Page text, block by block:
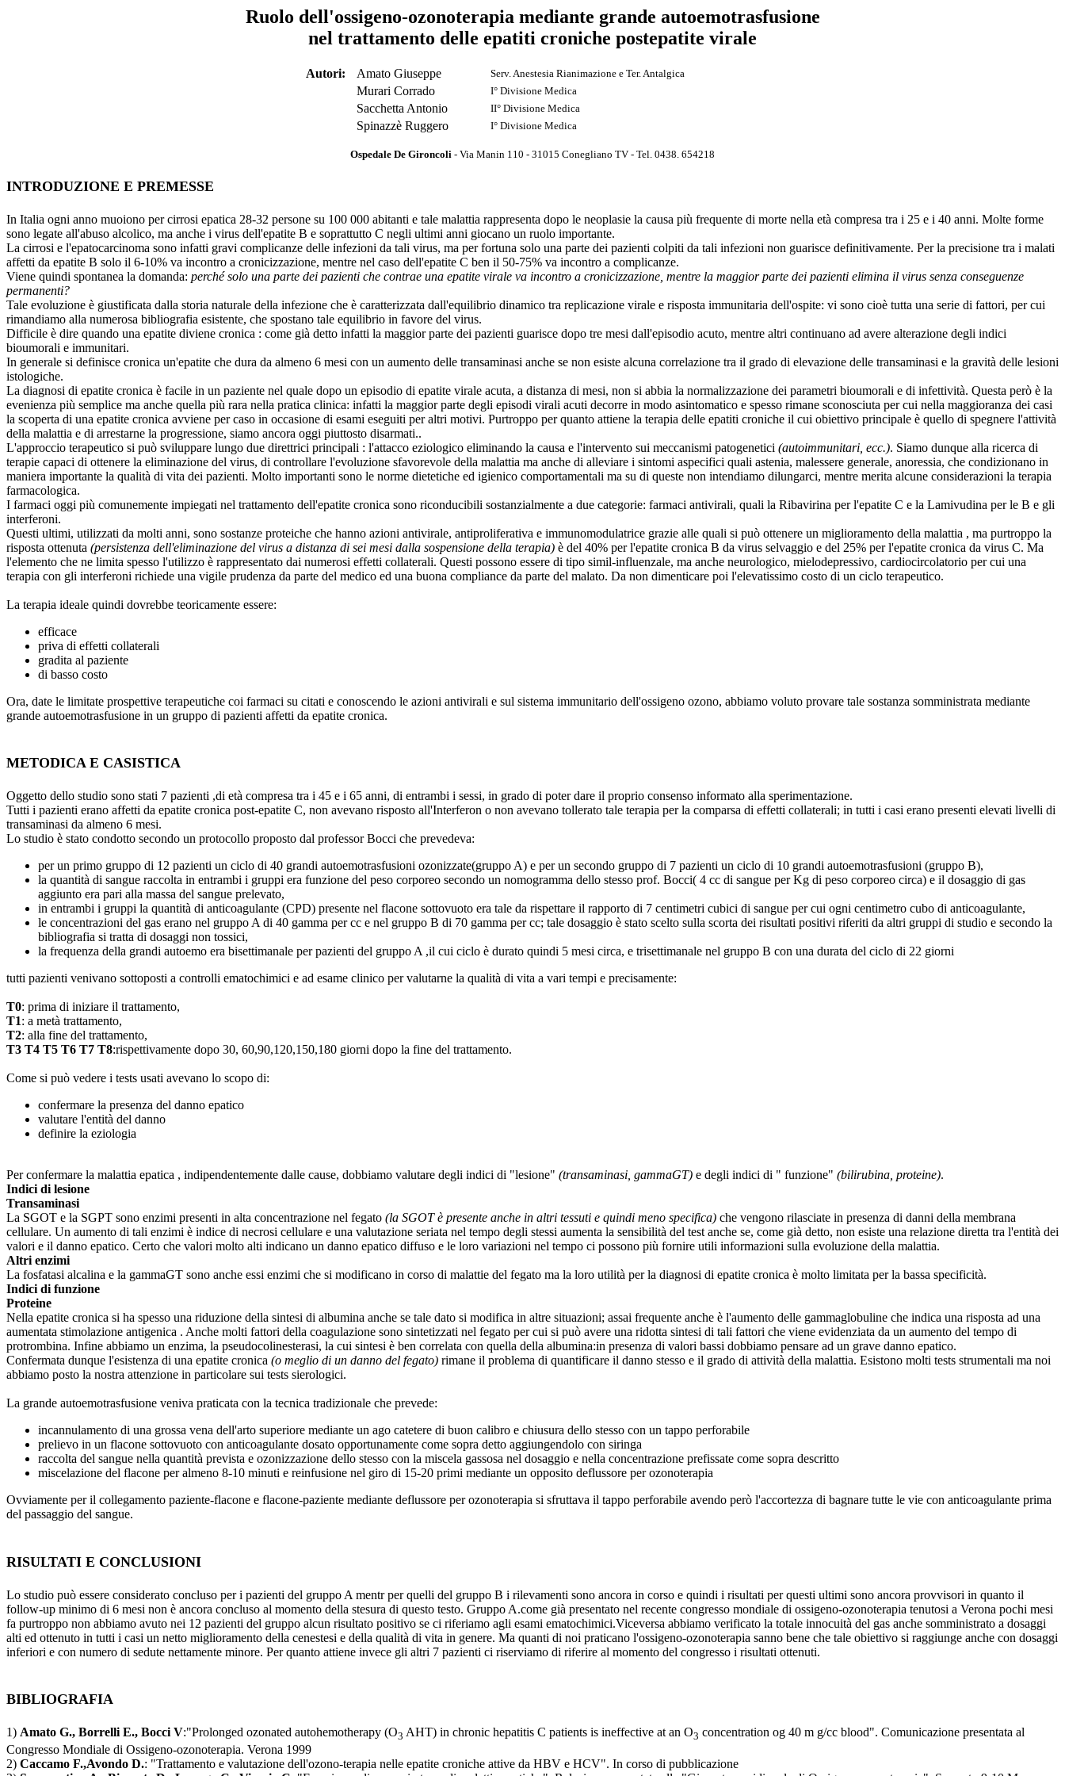
Ruolo dell'ossigeno-ozonoterapia mediante grande autoemotrasfusione
nel trattamento delle epatiti croniche postepatite virale
Autori: Amato Giuseppe Serv. Anestesia Rianimazione e Ter. Antalgica
Murari Corrado I° Divisione Medica
Sacchetta Antonio II° Divisione Medica
Spinazzè Ruggero I° Divisione Medica
Ospedale De Gironcoli - Via Manin 110 - 31015 Conegliano TV - Tel. 0438. 654218
INTRODUZIONE E PREMESSE
In Italia ogni anno muoiono per cirrosi epatica 28-32 persone su 100 000 abitanti e tale malattia rappresenta dopo le neoplasie la causa più frequente di morte nella età compresa tra i 25 e i 40 anni. Molte forme
sono legate all'abuso alcolico, ma anche i virus dell'epatite B e soprattutto C negli ultimi anni giocano un ruolo importante.
La cirrosi e l'epatocarcinoma sono infatti gravi complicanze delle infezioni da tali virus, ma per fortuna solo una parte dei pazienti colpiti da tali infezioni non guarisce definitivamente. Per la precisione tra i malati
affetti da epatite B solo il 6-10% va incontro a cronicizzazione, mentre nel caso dell'epatite C ben il 50-75% va incontro a complicanze.
Viene quindi spontanea la domanda: perché solo una parte dei pazienti che contrae una epatite virale va incontro a cronicizzazione, mentre la maggior parte dei pazienti elimina il virus senza conseguenze
permanenti?
Tale evoluzione è giustificata dalla storia naturale della infezione che è caratterizzata dall'equilibrio dinamico tra replicazione virale e risposta immunitaria dell'ospite: vi sono cioè tutta una serie di fattori, per cui
rimandiamo alla numerosa bibliografia esistente, che spostano tale equilibrio in favore del virus.
Difficile è dire quando una epatite diviene cronica : come già detto infatti la maggior parte dei pazienti guarisce dopo tre mesi dall'episodio acuto, mentre altri continuano ad avere alterazione degli indici
bioumorali e immunitari.
In generale si definisce cronica un'epatite che dura da almeno 6 mesi con un aumento delle transaminasi anche se non esiste alcuna correlazione tra il grado di elevazione delle transaminasi e la gravità delle lesioni
istologiche.
La diagnosi di epatite cronica è facile in un paziente nel quale dopo un episodio di epatite virale acuta, a distanza di mesi, non si abbia la normalizzazione dei parametri bioumorali e di infettività. Questa però è la
evenienza più semplice ma anche quella più rara nella pratica clinica: infatti la maggior parte degli episodi virali acuti decorre in modo asintomatico e spesso rimane sconosciuta per cui nella maggioranza dei casi
la scoperta di una epatite cronica avviene per caso in occasione di esami eseguiti per altri motivi. Purtroppo per quanto attiene la terapia delle epatiti croniche il cui obiettivo principale è quello di spegnere l'attività
della malattia e di arrestarne la progressione, siamo ancora oggi piuttosto disarmati..
L'approccio terapeutico si può sviluppare lungo due direttrici principali : l'attacco eziologico eliminando la causa e l'intervento sui meccanismi patogenetici (autoimmunitari, ecc.). Siamo dunque alla ricerca di
terapie capaci di ottenere la eliminazione del virus, di controllare l'evoluzione sfavorevole della malattia ma anche di alleviare i sintomi aspecifici quali astenia, malessere generale, anoressia, che condizionano in
maniera importante la qualità di vita dei pazienti. Molto importanti sono le norme dietetiche ed igienico comportamentali ma su di queste non intendiamo dilungarci, mentre merita alcune considerazioni la terapia
farmacologica.
I farmaci oggi più comunemente impiegati nel trattamento dell'epatite cronica sono riconducibili sostanzialmente a due categorie: farmaci antivirali, quali la Ribavirina per l'epatite C e la Lamivudina per le B e gli
interferoni.
Questi ultimi, utilizzati da molti anni, sono sostanze proteiche che hanno azioni antivirale, antiproliferativa e immunomodulatrice grazie alle quali si può ottenere un miglioramento della malattia , ma purtroppo la
risposta ottenuta (persistenza dell'eliminazione del virus a distanza di sei mesi dalla sospensione della terapia) è del 40% per l'epatite cronica B da virus selvaggio e del 25% per l'epatite cronica da virus C. Ma
l'elemento che ne limita spesso l'utilizzo è rappresentato dai numerosi effetti collaterali. Questi possono essere di tipo simil-influenzale, ma anche neurologico, mielodepressivo, cardiocircolatorio per cui una
terapia con gli interferoni richiede una vigile prudenza da parte del medico ed una buona compliance da parte del malato. Da non dimenticare poi l'elevatissimo costo di un ciclo terapeutico.
La terapia ideale quindi dovrebbe teoricamente essere:
efficace
priva di effetti collaterali
gradita al paziente
di basso costo
Ora, date le limitate prospettive terapeutiche coi farmaci su citati e conoscendo le azioni antivirali e sul sistema immunitario dell'ossigeno ozono, abbiamo voluto provare tale sostanza somministrata mediante
grande autoemotrasfusione in un gruppo di pazienti affetti da epatite cronica.
METODICA E CASISTICA
Oggetto dello studio sono stati 7 pazienti ,di età compresa tra i 45 e i 65 anni, di entrambi i sessi, in grado di poter dare il proprio consenso informato alla sperimentazione.
Tutti i pazienti erano affetti da epatite cronica post-epatite C, non avevano risposto all'Interferon o non avevano tollerato tale terapia per la comparsa di effetti collaterali; in tutti i casi erano presenti elevati livelli di
transaminasi da almeno 6 mesi.
Lo studio è stato condotto secondo un protocollo proposto dal professor Bocci che prevedeva:
per un primo gruppo di 12 pazienti un ciclo di 40 grandi autoemotrasfusioni ozonizzate(gruppo A) e per un secondo gruppo di 7 pazienti un ciclo di 10 grandi autoemotrasfusioni (gruppo B),
la quantità di sangue raccolta in entrambi i gruppi era funzione del peso corporeo secondo un nomogramma dello stesso prof. Bocci( 4 cc di sangue per Kg di peso corporeo circa) e il dosaggio di gas
aggiunto era pari alla massa del sangue prelevato,
in entrambi i gruppi la quantità di anticoagulante (CPD) presente nel flacone sottovuoto era tale da rispettare il rapporto di 7 centimetri cubici di sangue per cui ogni centimetro cubo di anticoagulante,
le concentrazioni del gas erano nel gruppo A di 40 gamma per cc e nel gruppo B di 70 gamma per cc; tale dosaggio è stato scelto sulla scorta dei risultati positivi riferiti da altri gruppi di studio e secondo la
bibliografia si tratta di dosaggi non tossici,
la frequenza della grandi autoemo era bisettimanale per pazienti del gruppo A ,il cui ciclo è durato quindi 5 mesi circa, e trisettimanale nel gruppo B con una durata del ciclo di 22 giorni
tutti pazienti venivano sottoposti a controlli ematochimici e ad esame clinico per valutarne la qualità di vita a vari tempi e precisamente:
T0: prima di iniziare il trattamento,
T1: a metà trattamento,
T2: alla fine del trattamento,
T3 T4 T5 T6 T7 T8:rispettivamente dopo 30, 60,90,120,150,180 giorni dopo la fine del trattamento.
Come si può vedere i tests usati avevano lo scopo di:
confermare la presenza del danno epatico
valutare l'entità del danno
definire la eziologia
Per confermare la malattia epatica , indipendentemente dalle cause, dobbiamo valutare degli indici di "lesione" (transaminasi, gammaGT) e degli indici di " funzione" (bilirubina, proteine).
Indici di lesione
Transaminasi
La SGOT e la SGPT sono enzimi presenti in alta concentrazione nel fegato (la SGOT è presente anche in altri tessuti e quindi meno specifica) che vengono rilasciate in presenza di danni della membrana
cellulare. Un aumento di tali enzimi è indice di necrosi cellulare e una valutazione seriata nel tempo degli stessi aumenta la sensibilità del test anche se, come già detto, non esiste una relazione diretta tra l'entità dei
valori e il danno epatico. Certo che valori molto alti indicano un danno epatico diffuso e le loro variazioni nel tempo ci possono più fornire utili informazioni sulla evoluzione della malattia.
Altri enzimi
La fosfatasi alcalina e la gammaGT sono anche essi enzimi che si modificano in corso di malattie del fegato ma la loro utilità per la diagnosi di epatite cronica è molto limitata per la bassa specificità.
Indici di funzione
Proteine
Nella epatite cronica si ha spesso una riduzione della sintesi di albumina anche se tale dato si modifica in altre situazioni; assai frequente anche è l'aumento delle gammaglobuline che indica una risposta ad una
aumentata stimolazione antigenica . Anche molti fattori della coagulazione sono sintetizzati nel fegato per cui si può avere una ridotta sintesi di tali fattori che viene evidenziata da un aumento del tempo di
protrombina. Infine abbiamo un enzima, la pseudocolinesterasi, la cui sintesi è ben correlata con quella della albumina:in presenza di valori bassi dobbiamo pensare ad un grave danno epatico.
Confermata dunque l'esistenza di una epatite cronica (o meglio di un danno del fegato) rimane il problema di quantificare il danno stesso e il grado di attività della malattia. Esistono molti tests strumentali ma noi
abbiamo posto la nostra attenzione in particolare sui tests sierologici.
La grande autoemotrasfusione veniva praticata con la tecnica tradizionale che prevede:
incannulamento di una grossa vena dell'arto superiore mediante un ago catetere di buon calibro e chiusura dello stesso con un tappo perforabile
prelievo in un flacone sottovuoto con anticoagulante dosato opportunamente come sopra detto aggiungendolo con siringa
raccolta del sangue nella quantità prevista e ozonizzazione dello stesso con la miscela gassosa nel dosaggio e nella concentrazione prefissate come sopra descritto
miscelazione del flacone per almeno 8-10 minuti e reinfusione nel giro di 15-20 primi mediante un opposito deflussore per ozonoterapia
Ovviamente per il collegamento paziente-flacone e flacone-paziente mediante deflussore per ozonoterapia si sfruttava il tappo perforabile avendo però l'accortezza di bagnare tutte le vie con anticoagulante prima
del passaggio del sangue.
RISULTATI E CONCLUSIONI
Lo studio può essere considerato concluso per i pazienti del gruppo A mentr per quelli del gruppo B i rilevamenti sono ancora in corso e quindi i risultati per questi ultimi sono ancora provvisori in quanto il
follow-up minimo di 6 mesi non è ancora concluso al momento della stesura di questo testo. Gruppo A.come già presentato nel recente congresso mondiale di ossigeno-ozonoterapia tenutosi a Verona pochi mesi
fa purtroppo non abbiamo avuto nei 12 pazienti del gruppo alcun risultato positivo se ci riferiamo agli esami ematochimici.Viceversa abbiamo verificato la totale innocuità del gas anche somministrato a dosaggi
alti ed ottenuto in tutti i casi un netto miglioramento della cenestesi e della qualità di vita in genere. Ma quanti di noi praticano l'ossigeno-ozonoterapia sanno bene che tale obiettivo si raggiunge anche con dosaggi
inferiori e con numero di sedute nettamente minore. Per quanto attiene invece gli altri 7 pazienti ci riserviamo di riferire al momento del congresso i risultati ottenuti.
BIBLIOGRAFIA
1) Amato G., Borrelli E., Bocci V:"Prolonged ozonated autohemotherapy (O3 AHT) in chronic hepatitis C patients is ineffective at an O3 concentration og 40 m g/cc blood". Comunicazione presentata al
Congresso Mondiale di Ossigeno-ozonoterapia. Verona 1999
2) Caccamo F.,Avondo D.: "Trattamento e valutazione dell'ozono-terapia nelle epatite croniche attive da HBV e HCV". In corso di pubblicazione